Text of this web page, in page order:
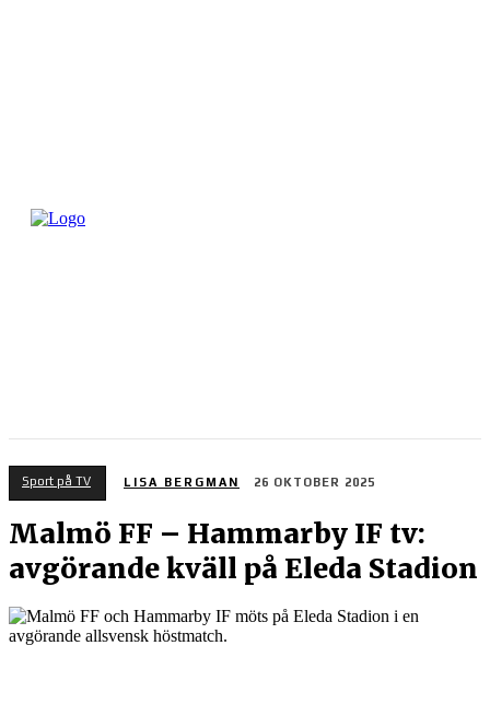
Sport på TV LISA BERGMAN 26 OKTOBER 2025
Malmö FF – Hammarby IF tv:
avgörande kväll på Eleda Stadion